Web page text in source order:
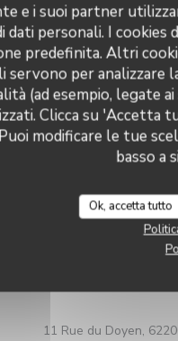
e i suoi partner
dati personali. I
predefinita. Altri
servono per analizzare
(ad esempio, legate
Clicca su
modificare le tue
basso a
Ok, accetta tutto
Fatto in casa, Fresco
Tipologia
Bistronomique
Servizi
Terrazzo
Metodo di pagamento
Mastercard, Contanti, Visa,
vacanza, Bancomat
11 Rue du Doyen,